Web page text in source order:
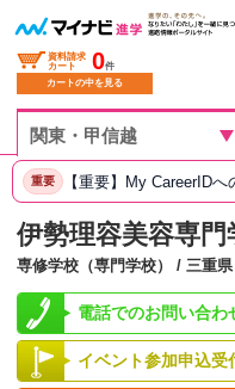
資料請求
カート
0件
カートの中を見る
重要 【重要】My CareerID
伊勢理容美容専門
専修学校（専門学校） / 三重
電話でのお問い合わ
イベント参加申込受